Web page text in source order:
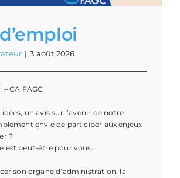
| 3 août 2026
CA FAGC
idées, un avis sur l’avenir de notre
envie de participer aux enjeux
?
est peut-être pour vous.
son organe d’administration, la